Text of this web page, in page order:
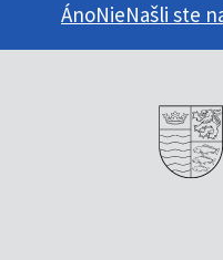
ÁnoNieNašli ste